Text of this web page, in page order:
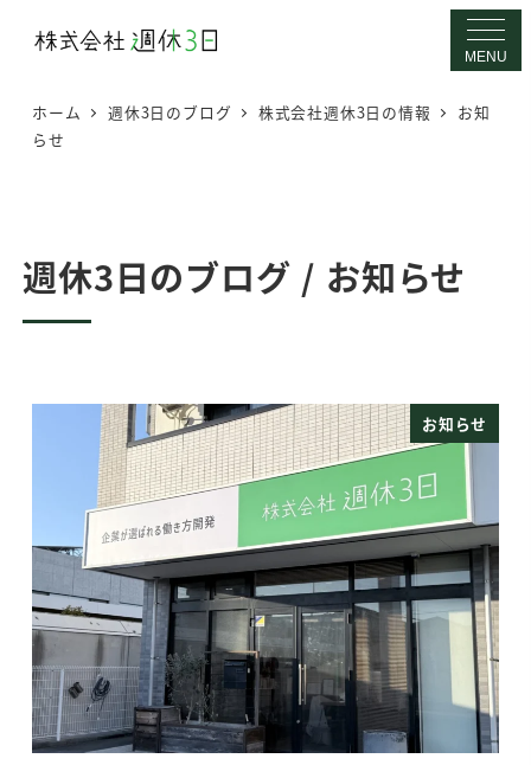
ツ
へ
移
MENU
ホーム 週休3日のブログ 株式会社週休3日の情報
お知
らせ
週休3日のブログ / お知らせ
お知らせ